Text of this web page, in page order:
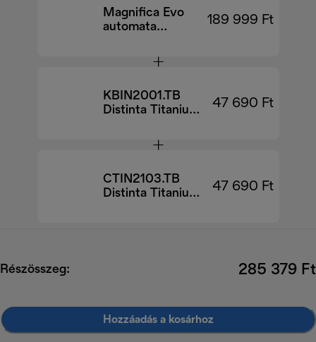
Magnifica Evo
automata
ECAM290.81.TB
189 999 Ft
KBIN2001.TB
Distinta Titanium
47 690 Ft
CTIN2103.TB
Distinta Titanium
47 690 Ft
Részösszeg: 285 379 Ft
Hozzáadás a kosárhoz